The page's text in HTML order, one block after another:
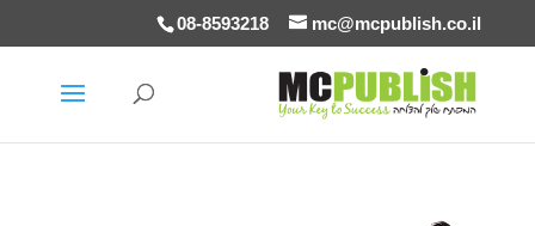
08-8593218 mc@mcpublish.co.il